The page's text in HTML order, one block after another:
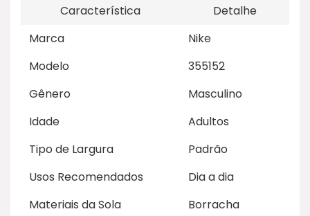
Característica
Detalhe
Marca
Nike
Modelo
355152
Gênero
Masculino
Idade
Adultos
Tipo de Largura
Padrão
Usos Recomendados
Dia a dia
Materiais da Sola
Borracha